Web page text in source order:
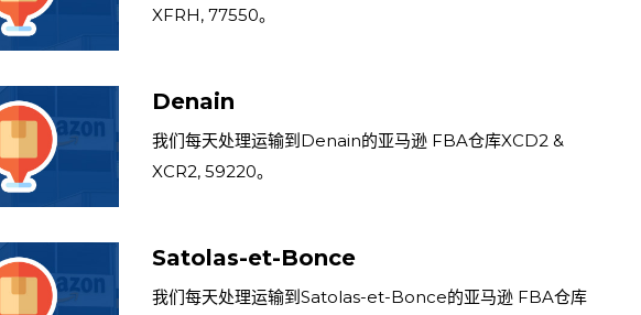
XFRH, 77550。
Denain
我们每天处理运输到Denain的亚马逊 FBA仓库XCD2 &
XCR2, 59220。
Satolas-et-Bonce
我们每天处理运输到Satolas-et-Bonce的亚马逊 FBA仓库